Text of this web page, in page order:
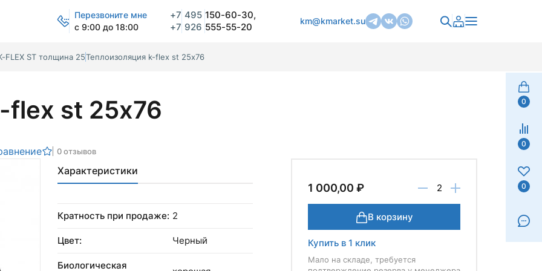
Перезвоните мне
с 9:00 до 18:00
+7 495 150-60-30,
+7 926 555-55-20
km@kmarket.su
0
0
0
FLEX ST толщина 25Теплоизоляция k-flex st 25х76
flex st 25х76
0 отзывов
Характеристики
Кратность при продаже: 2
Цвет: Черный
Биологическая
1 000,00 ₽
В корзину
Купить в 1 клик
Мало на складе, требуется